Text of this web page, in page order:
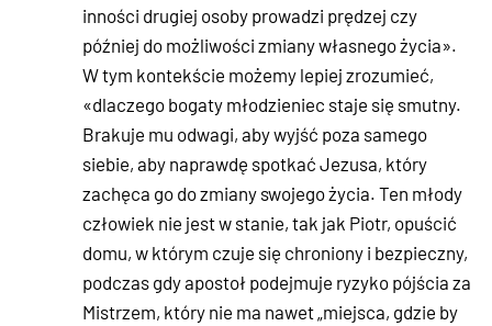
inności drugiej osoby prowadzi prędzej czy
później do możliwości zmiany własnego życia».
W tym kontekście możemy lepiej zrozumieć,
«dlaczego bogaty młodzieniec staje się smutny.
Brakuje mu odwagi, aby wyjść poza samego
siebie, aby naprawdę spotkać Jezusa, który
zachęca go do zmiany swojego życia. Ten młody
człowiek nie jest w stanie, tak jak Piotr, opuścić
domu, w którym czuje się chroniony i bezpieczny,
podczas gdy apostoł podejmuje ryzyko pójścia za
Mistrzem, który nie ma nawet „miejsca, gdzie by